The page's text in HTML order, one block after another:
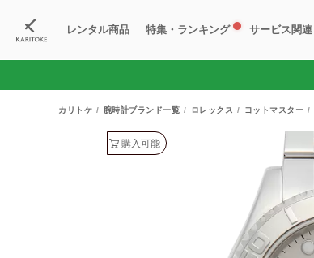
レンタル商品 特集・ランキング サービス関連
カリトケ 腕時計ブランド一覧 ロレックス ヨットマスター
購入可能